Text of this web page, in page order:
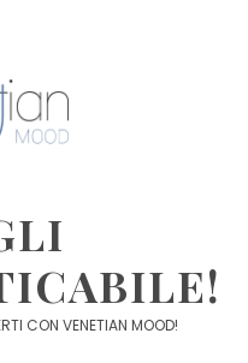
CON VENETIAN MOOD!